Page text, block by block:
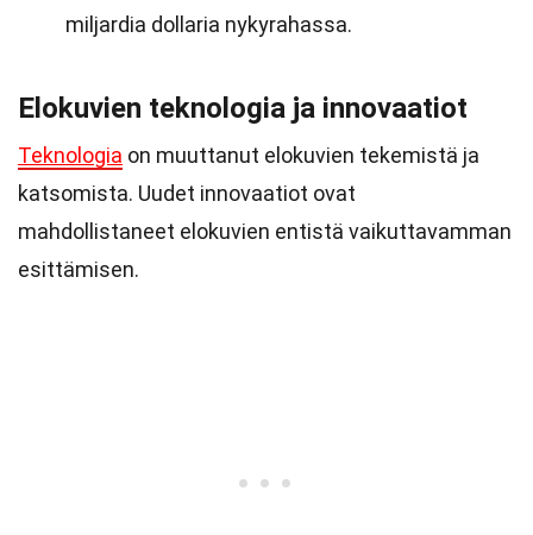
miljardia dollaria nykyrahassa.
Elokuvien teknologia ja innovaatiot
Teknologia on muuttanut elokuvien tekemistä ja
katsomista. Uudet innovaatiot ovat
mahdollistaneet elokuvien entistä vaikuttavamman
esittämisen.